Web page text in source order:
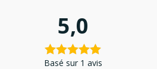
5,0
Basé sur 1 avis